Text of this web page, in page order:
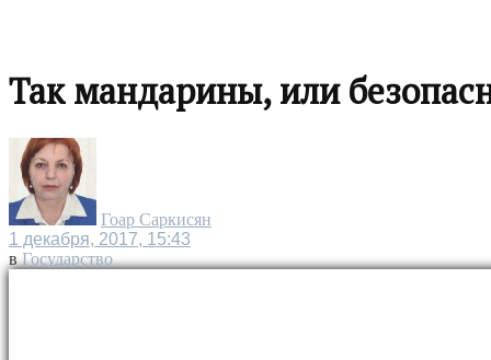
Так мандарины, или
Гоар Саркисян
1 декабря, 2017, 15:43
в Государство